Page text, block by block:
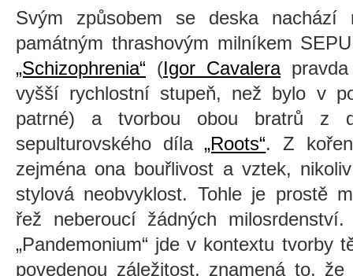
Svým způsobem se deska
památným thrashovým milníkem
„Schizophrenia“ (Igor Cavalerapravda
vyšší rychlostní stupeň, než bylo v
patrné) a tvorbou obou bratrů z
sepulturovského díla „Roots“. Z
zejména ona bouřlivost a vztek,
stylová neobvyklost. Tohle je prostě
řež neberoucí žádných
„Pandemonium“ jde v kontextu tvorby
povedenou záležitost, znamená to,